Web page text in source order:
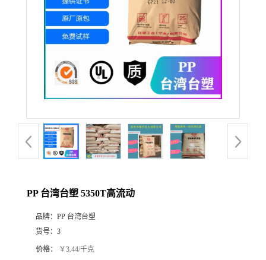
PP 台湾台塑 5350T高流动
品牌： PP 台湾台塑
货号： 3
价格： ￥3.44/千克